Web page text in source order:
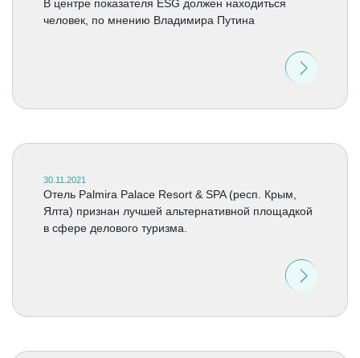
В центре показателя ESG должен находиться
человек, по мнению Владимира Путина
30.11.2021
Отель Palmira Palace Resort & SPA (респ. Крым,
Ялта) признан лучшей альтернативной площадкой
в сфере делового туризма.